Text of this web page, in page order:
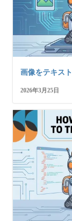
画像をテキス
2026年3月25日